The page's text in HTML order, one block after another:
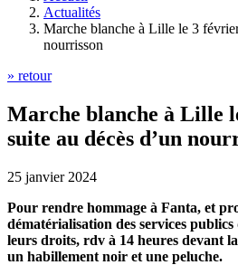
Actualités
Marche blanche à Lille le 3
nourrisson
» retour
Marche blanche à Lille
suite au décès d’un
25 janvier 2024
Pour rendre hommage à Fanta, et
dématérialisation des services
leurs droits, rdv à 14 heures devant
un habillement noir et une peluche.